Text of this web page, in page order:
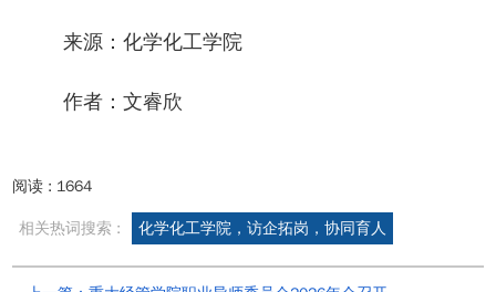
来源：化学化工学院
作者：文睿欣
阅读 : 1664
相关热词搜索 : 化学化工学院，访企拓岗，协同育人